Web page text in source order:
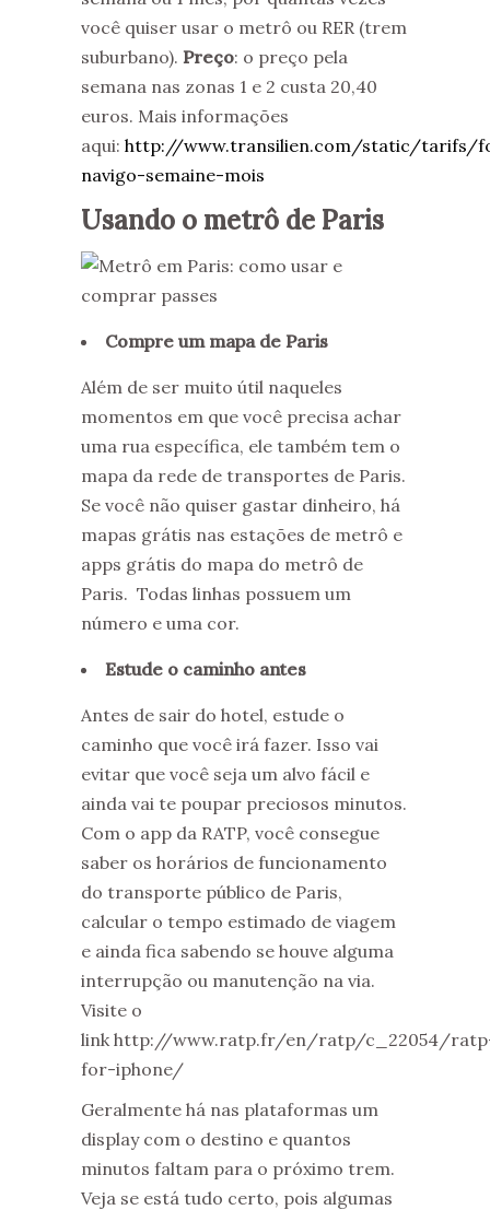
você quiser usar o metrô ou RER (trem
suburbano). Preço: o preço pela
semana nas zonas 1 e 2 custa 20,40
euros. Mais informações
aqui: http://www.transilien.com/static/tarifs/
navigo-semaine-mois
Usando o metrô de Paris
Compre um mapa de Paris
Além de ser muito útil naqueles
momentos em que você precisa achar
uma rua específica, ele também tem o
mapa da rede de transportes de Paris.
Se você não quiser gastar dinheiro, há
mapas grátis nas estações de metrô e
apps grátis do mapa do metrô de
Paris. Todas linhas possuem um
número e uma cor.
Estude o caminho antes
Antes de sair do hotel, estude o
caminho que você irá fazer. Isso vai
evitar que você seja um alvo fácil e
ainda vai te poupar preciosos minutos.
Com o app da RATP, você consegue
saber os horários de funcionamento
do transporte público de Paris,
calcular o tempo estimado de viagem
e ainda fica sabendo se houve alguma
interrupção ou manutenção na via.
Visite o
link http://www.ratp.fr/en/ratp/c_22054/
for-iphone/
Geralmente há nas plataformas um
display com o destino e quantos
minutos faltam para o próximo trem.
Veja se está tudo certo, pois algumas